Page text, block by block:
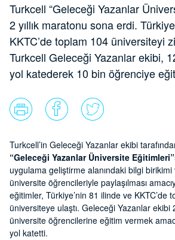
Turkcell “Geleceği Yazanlar
2 yıllık maratonu sona erdi.
KKTC’de toplam 104 üniversiteyi
Turkcell Geleceği Yazanlar ekibi,
yol katederek 10 bin öğrenciye
Turkcell’in Geleceği Yazanlar ekibi
“Geleceği Yazanlar Üniversite Eğitimleri”
uygulama geliştirme alanındaki bilgi
üniversite öğrencileriyle paylaşılması
eğitimler, Türkiye’nin 81 ilinde ve KKTC’de
üniversiteye ulaştı. Geleceği Yazanlar ekibi
üniversite öğrencilerine eğitim vermek
yol katetti.